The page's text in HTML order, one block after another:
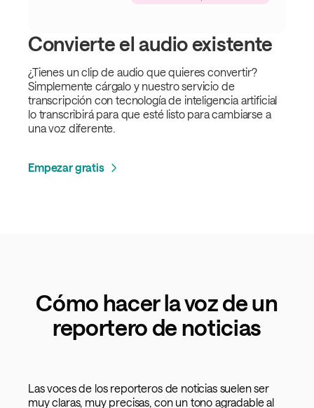
Convierte el audio existente
¿Tienes un clip de audio que quieres convertir?
Simplemente cárgalo y nuestro servicio de
transcripción con tecnología de inteligencia artificial
lo transcribirá para que esté listo para cambiarse a
una voz diferente.
Empezar gratis
Cómo hacer la voz de un
reportero de noticias
Las voces de los reporteros de noticias suelen ser
muy claras, muy precisas, con un tono agradable al